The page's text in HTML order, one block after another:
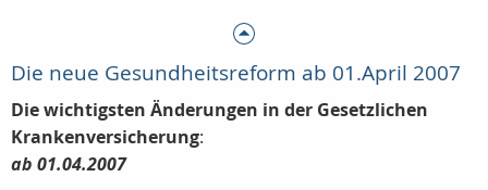
Die neue Gesundheitsreform ab 01.April 2007
Die wichtigsten Änderungen in der Gesetzlichen
Krankenversicherung:
ab 01.04.2007